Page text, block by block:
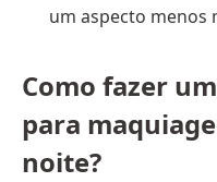
um aspecto menos
Como fazer
para
noite?